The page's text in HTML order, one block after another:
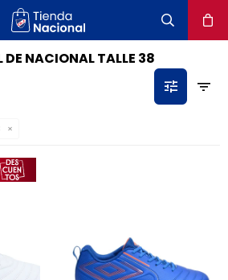
NACIONAL TALLE 38